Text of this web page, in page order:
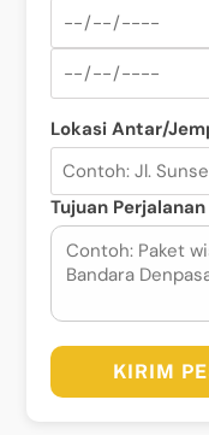
Lokasi Antar/
Tujuan Perjalanan
KIRIM